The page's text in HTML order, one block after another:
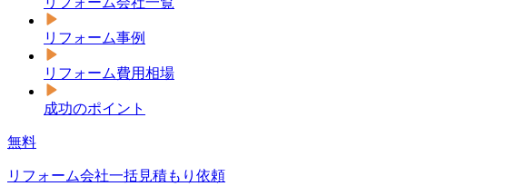
リフォーム事例
リフォーム費用相場
成功のポイント
無料
リフォーム会社一括見積もり依頼